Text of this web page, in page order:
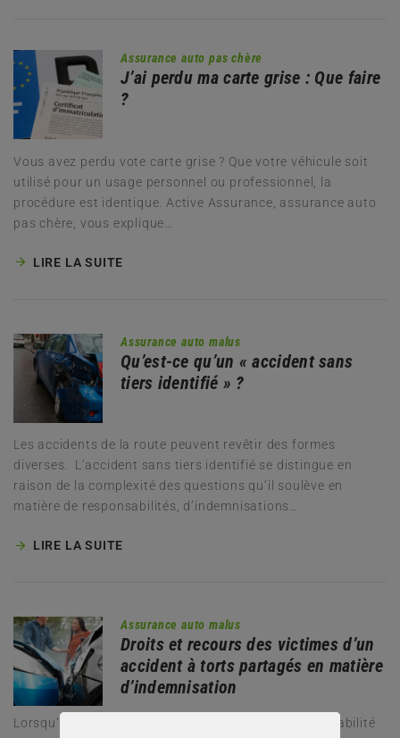
Assurance auto pas chère
J’ai perdu ma carte grise : Que faire
?
Vous avez perdu vote carte grise ? Que votre véhicule soit
utilisé pour un usage personnel ou professionnel, la
procédure est identique. Active Assurance, assurance auto
pas chère, vous explique…
LIRE LA SUITE
Assurance auto malus
Qu’est-ce qu’un « accident sans
tiers identifié » ?
Les accidents de la route peuvent revêtir des formes
diverses. L’accident sans tiers identifié se distingue en
raison de la complexité des questions qu’il soulève en
matière de responsabilités, d’indemnisations…
LIRE LA SUITE
Assurance auto malus
Droits et recours des victimes d’un
accident à torts partagés en matière
d’indemnisation
Lorsqu’un accident survient, impliquant une responsabilité